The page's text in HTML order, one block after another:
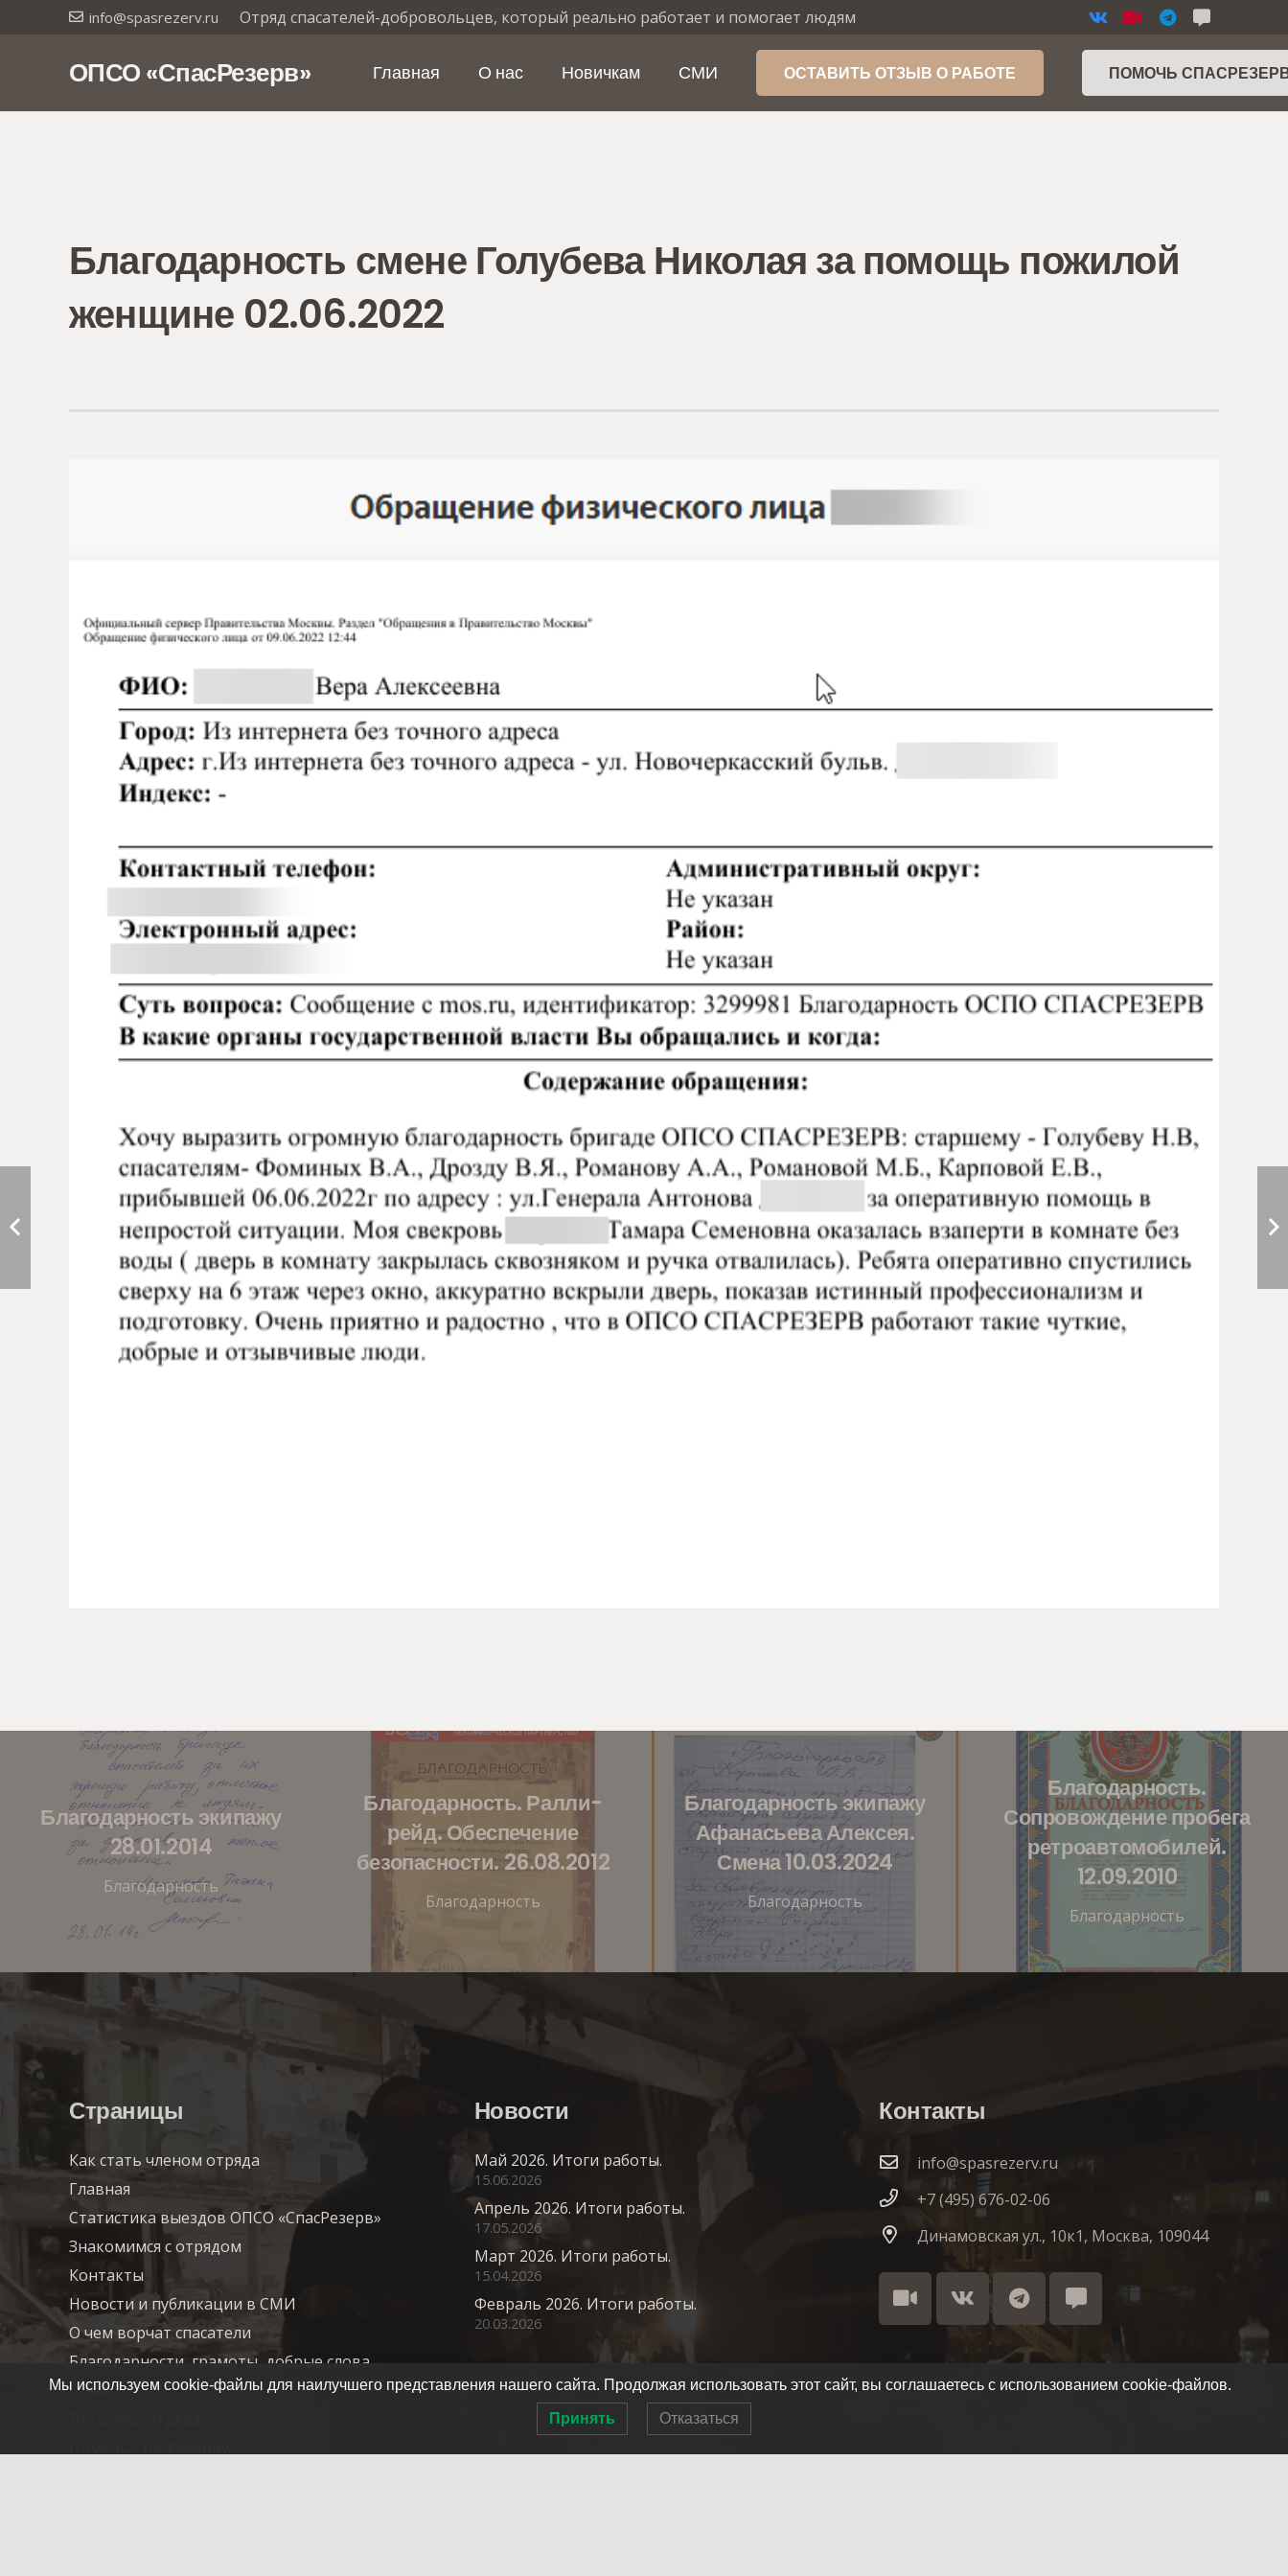
info@spasrezerv.ru Отряд спасателей-добровольцев, который реально работает и помогает людям
ОПСО «СпасРезерв» Главная О нас Новичкам СМИ ОСТАВИТЬ ОТЗЫВ О РАБОТЕ ПОМОЧЬ
Благодарность смене Голубева Николая за помощь пожилой
женщине 02.06.2022
Благодарность экипажу
28.01.2014
Благодарность
Благодарность. Ралли-
рейд. Обеспечение
безопасности. 26.08.2012
Благодарность
Благодарность экипажу
Афанасьева Алексея.
Смена 10.03.2024
Благодарность
Благодарность.
Сопровождение пробега
ретроавтомобилей.
12.09.2010
Благодарность
Страницы
Как стать членом отряда
Главная
Статистика выездов ОПСО «СпасРезерв»
Знакомимся с отрядом
Контакты
Новости и публикации в СМИ
О чем ворчат спасатели
Благодарности, грамоты, добрые слова…
О нас
Новости
Май 2026. Итоги работы.
15.06.2026
Апрель 2026. Итоги работы.
17.05.2026
Март 2026. Итоги работы.
15.04.2026
Февраль 2026. Итоги работы.
20.03.2026
Контакты
info@spasrezerv.ru
+7 (495) 676-02-06
Динамовская ул., 10к1, Москва, 109044
Мы используем cookie-файлы для наилучшего представления нашего сайта. Продолжая использовать этот сайт, вы соглашаетесь с использованием cookie-файлов.
Принять Отказаться